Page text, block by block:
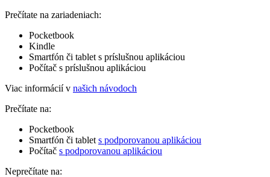
Prečítate na zariadeniach:
Pocketbook
Kindle
Smartfón či tablet s príslušnou aplikáciou
Počítač s príslušnou aplikáciou
Viac informácií v našich návodoch
Prečítate na:
Pocketbook
Smartfón či tablet s podporovanou aplikáciou
Počítač s podporovanou aplikáciou
Neprečítate na: